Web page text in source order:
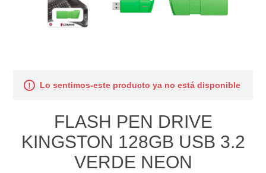
Lo sentimos-este producto ya no está disponible
FLASH PEN DRIVE
KINGSTON 128GB USB 3.2
VERDE NEON